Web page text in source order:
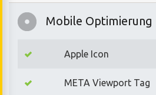
Mobile Optimierung
Apple Icon
META Viewport Tag